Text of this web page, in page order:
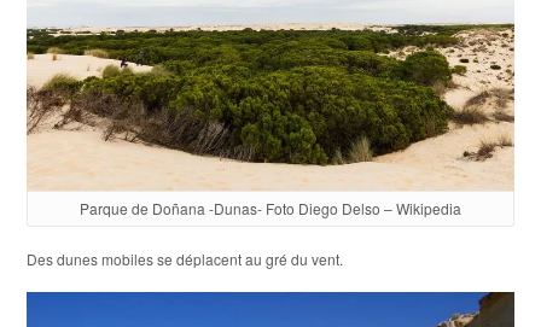
Parque de Doñana -Dunas- Foto Diego Delso – Wikipedia
Des dunes mobiles se déplacent au gré du vent.